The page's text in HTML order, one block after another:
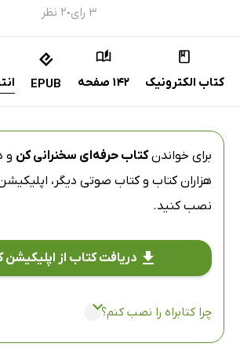
۳ رای ● ۲ نظر
کتاب الکترونیک 142 صفحه EPUB
برای خواندنکتاب حرفه‌ای سخنرانی کن و
هزاران کتاب و کتاب صوتی دیگر، اپلیکیشن
نصب کنید.
دریافت کتاب از اپلیکیشن
چرا کتابراه را نصب کنم؟